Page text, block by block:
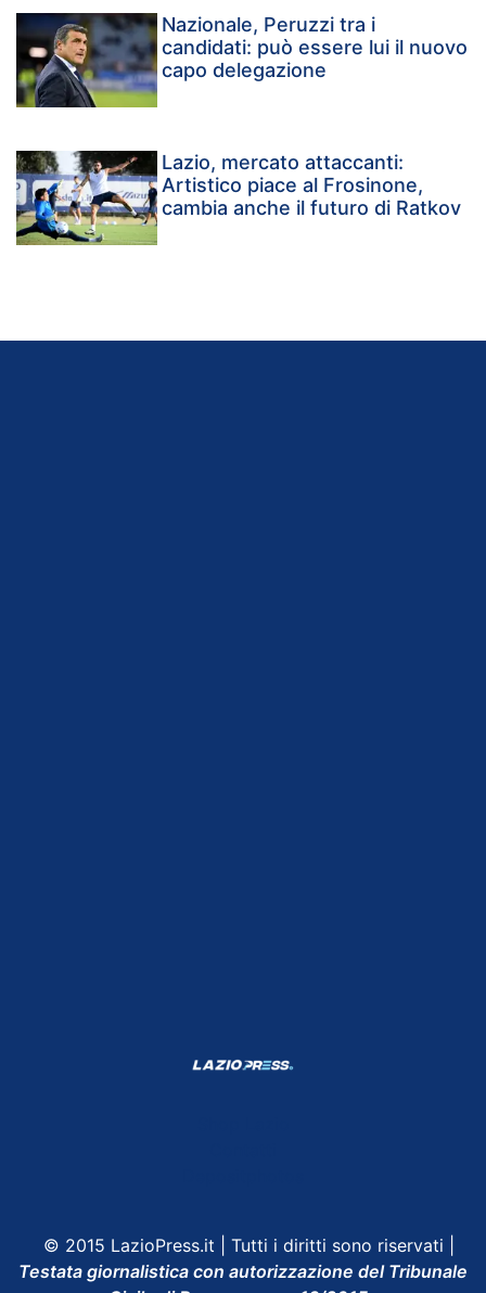
Nazionale, Peruzzi tra i
candidati: può essere lui il nuovo
capo delegazione
Lazio, mercato attaccanti:
Artistico piace al Frosinone,
cambia anche il futuro di Ratkov
© 2015 LazioPress.it | Tutti i diritti sono riservati |
Testata giornalistica con autorizzazione del Tribunale